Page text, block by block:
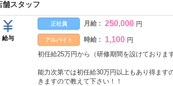
舗スタッフ
給与
正社員 月給 : 250,000 円
アルバイト 時給 : 1,100 円
初任給25万円から（研修期間を設けておりま
能力次第では初任給30万円以上もあり得ます
きますので教えて下さい！！